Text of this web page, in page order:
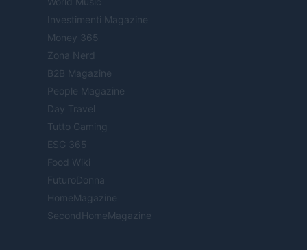
Investimenti Magazine
Money 365
Zona Nerd
B2B Magazine
People Magazine
Day Travel
Tutto Gaming
ESG 365
Food Wiki
FuturoDonna
HomeMagazine
SecondHomeMagazine